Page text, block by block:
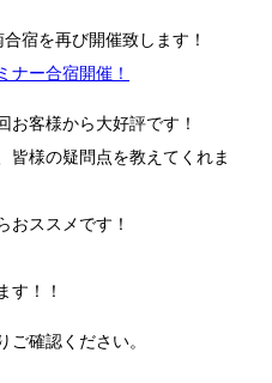
合宿を再び開催致します！
ー合宿開催！
お客様から大好評です！
皆様の疑問点を教えてくれま
おススメです！
す！！
ご確認ください。